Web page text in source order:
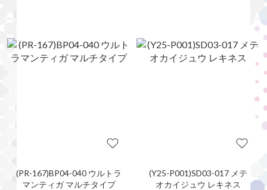
(PR-167)BP04-040 ウルトラ
マンティガ マルチタイプ
(Y25-P001)SD03-017 メテ
オカイジュウ レキネス